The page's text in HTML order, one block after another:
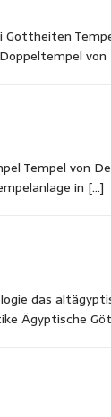
von
Tempel von
in […]
das
Ägyptische